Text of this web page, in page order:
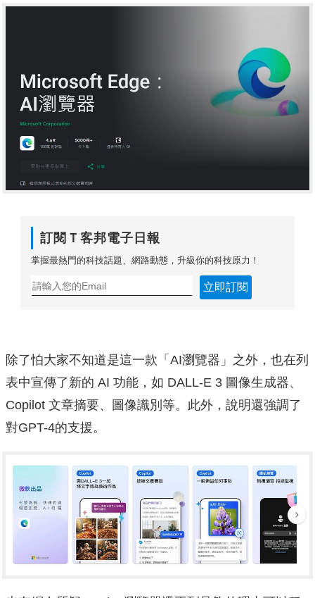
訂閱Ｔ客邦電子日報
掌握最熱門的科技話題、網路動態，升級你的科技原力！
立即訂閱
除了怕大家不知道是這一款「AI瀏覽器」之外，也在列
表中宣傳了新的 AI 功能，如 DALL-E 3 圖像生成器、
Copilot 文章摘要、圖像識別等。此外，說明還強調了
對GPT-4的支援。